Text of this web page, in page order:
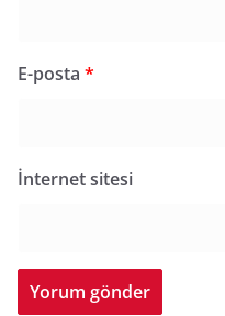
E-posta *
İnternet sitesi